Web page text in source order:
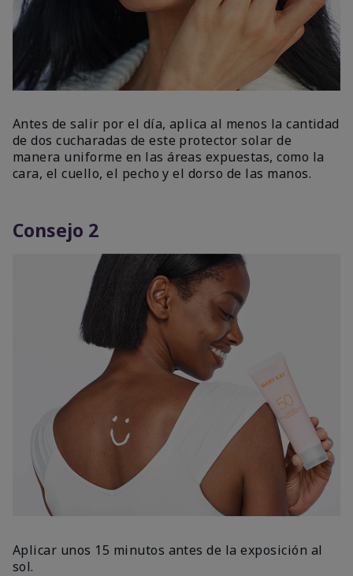
Antes de salir por el día, aplica al menos la cantidad
de dos cucharadas de este protector solar de
manera uniforme en las áreas expuestas, como la
cara, el cuello, el pecho y el dorso de las manos.
Consejo 2
Aplicar unos 15 minutos antes de la exposición al
sol.